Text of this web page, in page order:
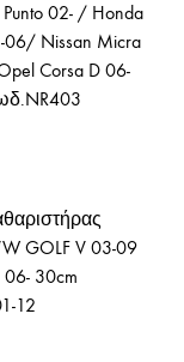
02- / Honda
06/ Nissan Micra
Corsa D 06-
GOLF V 03-09
30cm
12